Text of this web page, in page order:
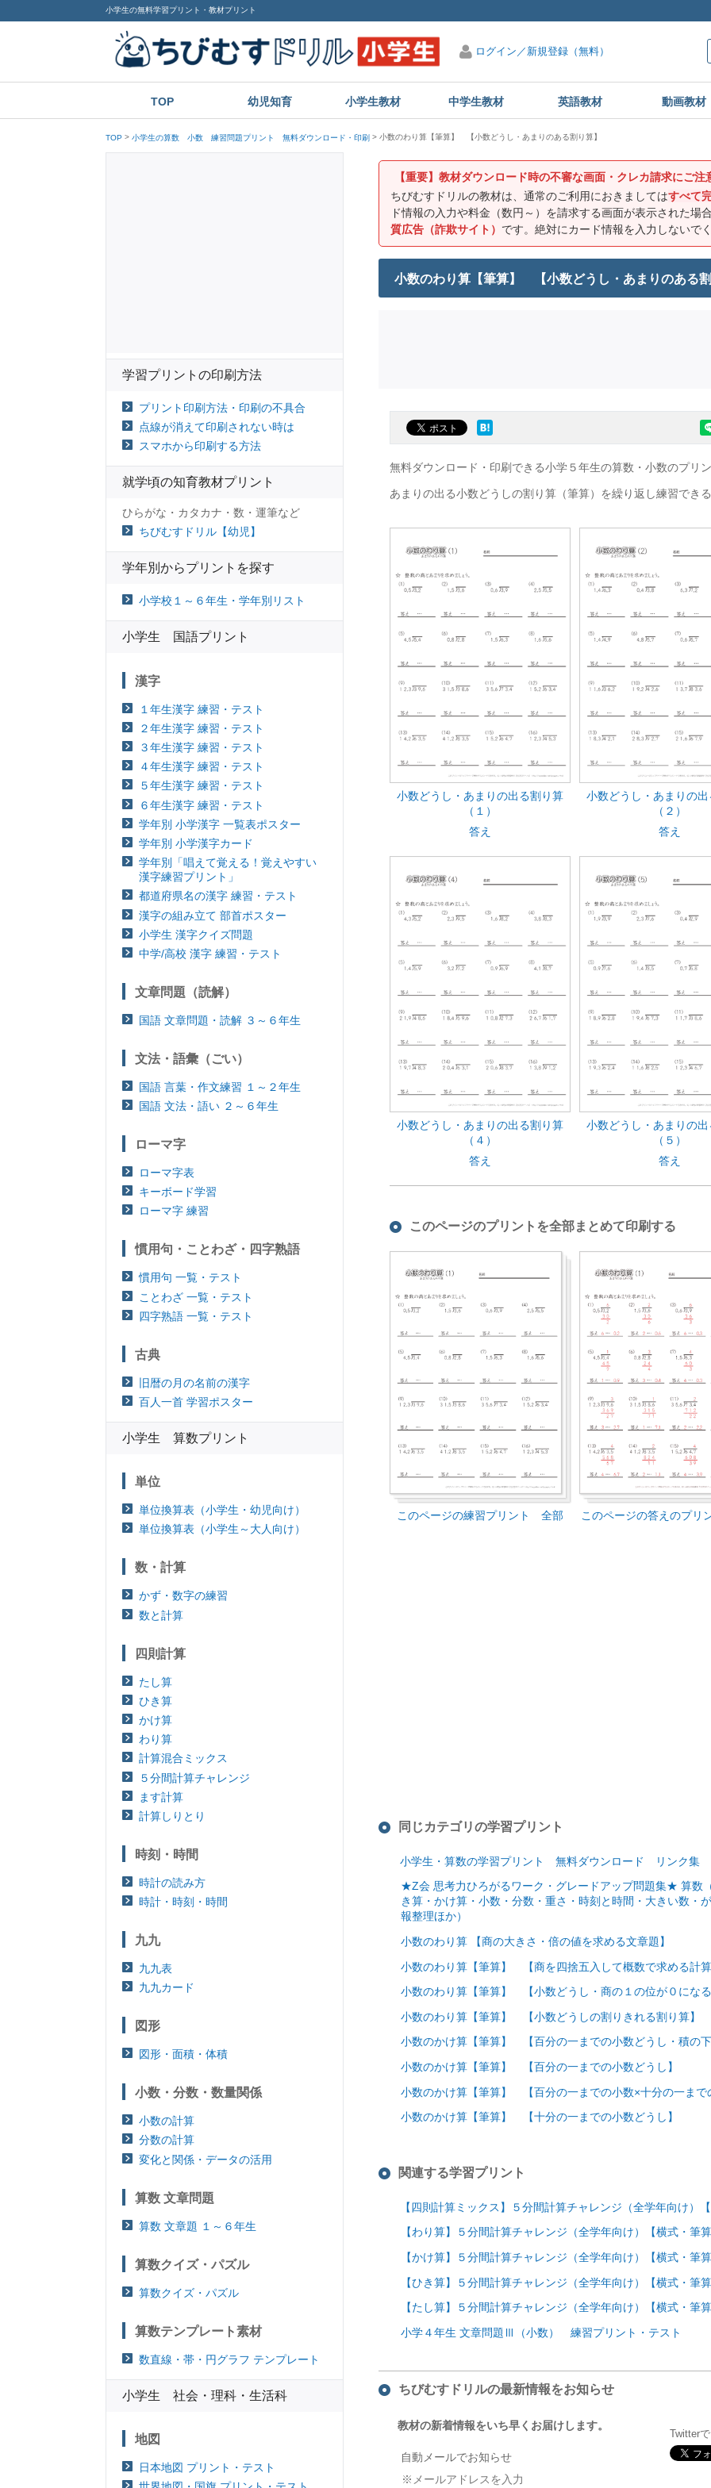
小学生の無料学習プリント・教材プリント
ログイン／新規登録（無料）
TOP 幼児知育 小学生教材 中学生教材 英語教材 動画教材
TOP 小学生の算数 小数 練習問題プリント 無料ダウンロード・印刷 小数のわり算【筆算】 【小数どうし・あまりのある割り算】
【重要】教材ダウンロード時の不審な画面・クレカ請求にご注
ちびむすドリルの教材は、通常のご利用におきましてはすべて
ド情報の入力や料金（数円～）を請求する画面が表示された場
質広告（詐欺サイト） です。絶対にカード情報を入力しないで
小数のわり算【筆算】 【小数どうし・あまりのある
無料ダウンロード・印刷できる小学５年生の算数・小数のプリ
あまりの出る小数どうしの割り算（筆算）を繰り返し練習でき
小数どうし・あまりの出る割り算
（１）
答え
小数どうし・あまりの
（２）
答え
小数どうし・あまりの出る割り算
（４）
答え
小数どうし・あまりの
（５）
答え
このページのプリントを全部まとめて印刷する
このページの練習プリント 全部 このページの答えのプ
同じカテゴリの学習プリント
小学生・算数の学習プリント 無料ダウンロード リンク集
★Z会 思考力ひろがるワーク・グレードアップ問題集★ 算数
き算・かけ算・小数・分数・重さ・時刻と時間・大きい数・
報整理ほか）
小数のわり算 【商の大きさ・倍の値を求める文章題】
小数のわり算【筆算】 【商を四捨五入して概数で求める計
小数のわり算【筆算】 【小数どうし・商の１の位が０にな
小数のわり算【筆算】 【小数どうしの割りきれる割り算】
小数のかけ算【筆算】 【百分の一までの小数どうし・積の
小数のかけ算【筆算】 【百分の一までの小数どうし】
小数のかけ算【筆算】 【百分の一までの小数×十分の一まで
小数のかけ算【筆算】 【十分の一までの小数どうし】
関連する学習プリント
【四則計算ミックス】５分間計算チャレンジ（全学年向け）
【わり算】５分間計算チャレンジ（全学年向け）【横式・筆
【かけ算】５分間計算チャレンジ（全学年向け）【横式・筆
【ひき算】５分間計算チャレンジ（全学年向け）【横式・筆
【たし算】５分間計算チャレンジ（全学年向け）【横式・筆
小学４年生 文章問題Ⅲ（小数） 練習プリント・テスト
ちびむすドリルの最新情報をお知らせ
教材の新着情報をいち早くお届けします。
自動メールでお知らせ
Twitter
学習プリントの印刷方法
プリント印刷方法・印刷の不具合
点線が消えて印刷されない時は
スマホから印刷する方法
就学頃の知育教材プリント
ひらがな・カタカナ・数・運筆など
ちびむすドリル【幼児】
学年別からプリントを探す
小学校１～６年生・学年別リスト
小学生 国語プリント
漢字
１年生漢字 練習・テスト
２年生漢字 練習・テスト
３年生漢字 練習・テスト
４年生漢字 練習・テスト
５年生漢字 練習・テスト
６年生漢字 練習・テスト
学年別 小学漢字 一覧表ポスター
学年別 小学漢字カード
学年別「唱えて覚える！覚えやすい
漢字練習プリント」
都道府県名の漢字 練習・テスト
漢字の組み立て 部首ポスター
小学生 漢字クイズ問題
中学/高校 漢字 練習・テスト
文章問題（読解）
国語 文章問題・読解 ３～６年生
文法・語彙（ごい）
国語 言葉・作文練習 １～２年生
国語 文法・語い ２～６年生
ローマ字
ローマ字表
キーボード学習
ローマ字 練習
慣用句・ことわざ・四字熟語
慣用句 一覧・テスト
ことわざ 一覧・テスト
四字熟語 一覧・テスト
古典
旧暦の月の名前の漢字
百人一首 学習ポスター
小学生 算数プリント
単位
単位換算表（小学生・幼児向け）
単位換算表（小学生～大人向け）
数・計算
かず・数字の練習
数と計算
四則計算
たし算
ひき算
かけ算
わり算
計算混合ミックス
５分間計算チャレンジ
ます計算
計算しりとり
時刻・時間
時計の読み方
時計・時刻・時間
九九
九九表
九九カード
図形
図形・面積・体積
小数・分数・数量関係
小数の計算
分数の計算
変化と関係・データの活用
算数 文章問題
算数 文章題 １～６年生
算数クイズ・パズル
算数クイズ・パズル
算数テンプレート素材
数直線・帯・円グラフ テンプレート
小学生 社会・理科・生活科
地図
日本地図 プリント・テスト